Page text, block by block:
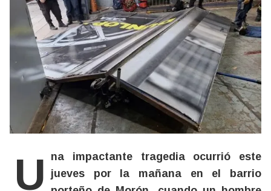
Una impactante tragedia ocurrió este
jueves por la mañana en el barrio